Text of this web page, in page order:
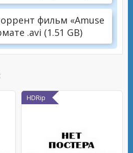
фильм «Amuse
.avi (1.51 GB)
HDRip